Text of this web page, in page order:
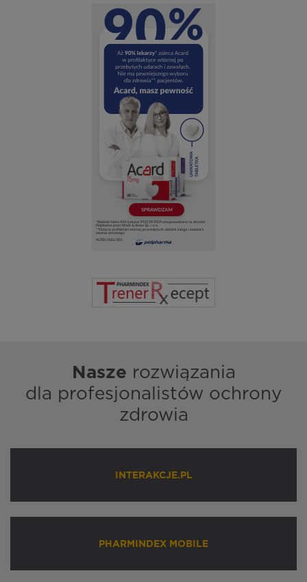
Nasze rozwiązania
dla profesjonalistów ochrony
zdrowia
INTERAKCJE.PL
PHARMINDEX MOBILE